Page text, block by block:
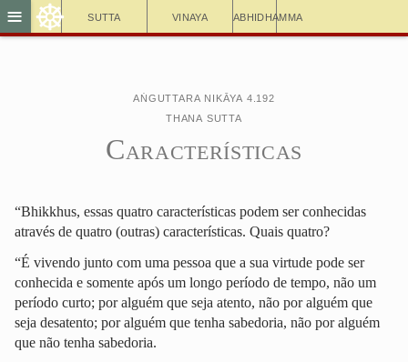
Sutta Vinaya Abhidhamma
≡ ☸
Aṅguttara Nikāya 4.192
Thana Sutta
Características
“Bhikkhus, essas quatro características podem ser conhecidas
através de quatro (outras) características. Quais quatro?
“É vivendo junto com uma pessoa que a sua virtude pode ser
conhecida e somente após um longo período de tempo, não um
período curto; por alguém que seja atento, não por alguém que
seja desatento; por alguém que tenha sabedoria, não por alguém
que não tenha sabedoria.